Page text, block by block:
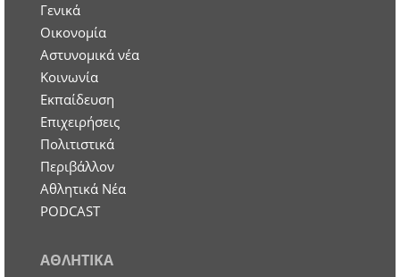
Γενικά
Οικονομία
Aστυνομικά νέα
Κοινωνία
Εκπαίδευση
Επιχειρήσεις
Πολιτιστικά
Περιβάλλον
Αθλητικά Νέα
PODCAST
ΑΘΛΗΤΙΚΑ